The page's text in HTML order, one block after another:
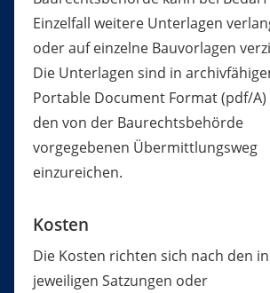
Einzelfall weitere Unterlagen
oder auf einzelne Bauvorlagen
Die Unterlagen sind in
Portable Document Format (pdf/
den von der Baurechtsbehörde
vorgegebenen Übermittlungsweg
einzureichen.
Kosten
Die Kosten richten sich nach den
jeweiligen Satzungen oder